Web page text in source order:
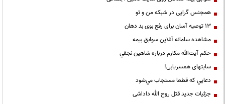
همجنس گرایی در شبکه من و تو
13 توصیه آسان برای رفع بوی بد دهان
مشاهده سامانه آنلاين سوابق بیمه
حكم آيت‌الله مكارم درباره شاهين نجفي
سایتهای همسریابی!
دعايي كه قطعا مستجاب مي‌شود
جزئیات جدید قتل روح الله داداشی